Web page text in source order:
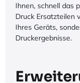
Ihnen, schnell das
Druck Ersatzteilen
Ihres Geräts,
Druckergebnisse.